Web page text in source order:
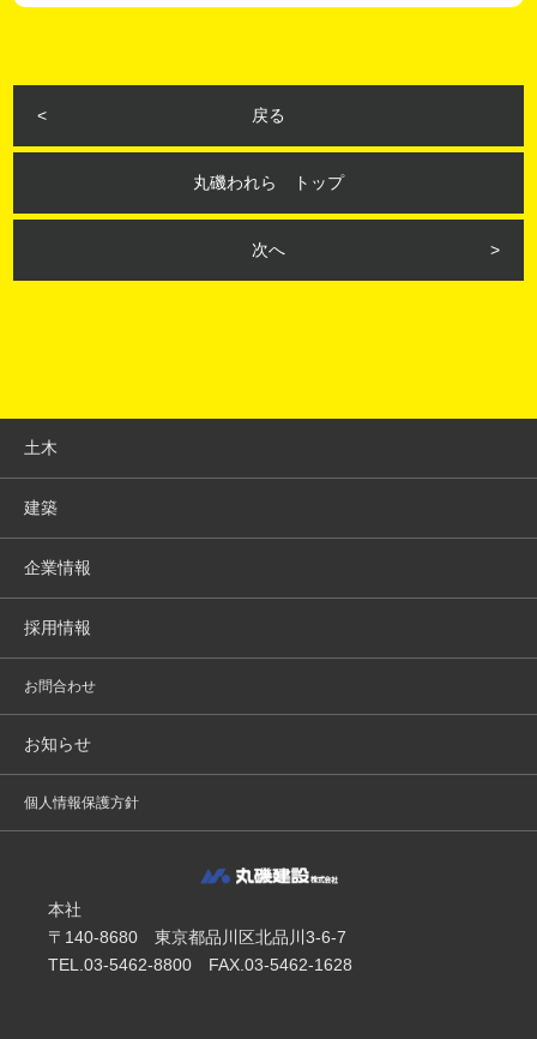
戻る
丸磯われら トップ
次へ
土木
建築
企業情報
採用情報
お問合わせ
お知らせ
個人情報保護方針
本社
〒140-8680 東京都品川区北品川3-6-7
TEL.03-5462-8800 FAX.03-5462-1628